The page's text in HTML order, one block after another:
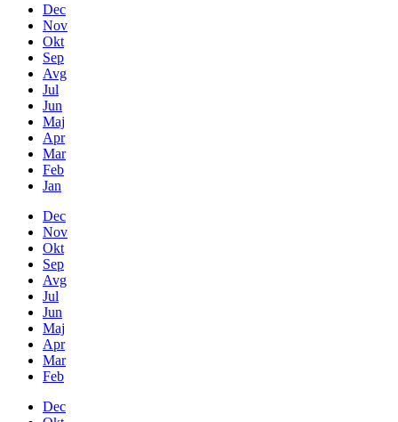
Dec
Nov
Okt
Sep
Avg
Jul
Jun
Maj
Apr
Mar
Feb
Jan
Dec
Nov
Okt
Sep
Avg
Jul
Jun
Maj
Apr
Mar
Feb
Dec